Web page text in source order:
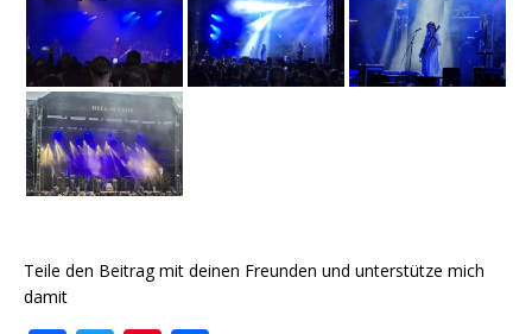
Teile den Beitrag mit deinen Freunden und unterstütze mich
damit